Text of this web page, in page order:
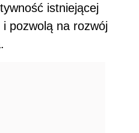
istniejącej
pozwolą na rozwój